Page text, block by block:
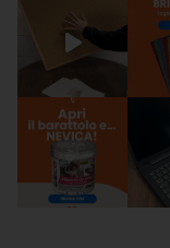
Prodotti
per
comunità
Scrittura e
correzione
Scuola